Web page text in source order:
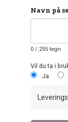
Navn på
0 / 255 tegn
Vil du ta i
Ja